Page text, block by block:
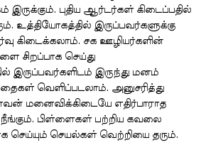
இருக்கும். புதிய ஆர்டர்கள் கிடைப்பதில்
. உத்தியோகத்தில் இருப்பவர்களுக்கு
கிடைக்கலாம். சக ஊழியர்களின்
சிறப்பாக செய்து
இருப்பவர்களிடம் இருந்து மனம்
வெளிப்படலாம். அனுசரித்து
மனைவிக்கிடையே எதிர்பாராத
நீங்கும். பிள்ளைகள் பற்றிய கவலை
செய்யும் செயல்கள் வெற்றியை தரும்.